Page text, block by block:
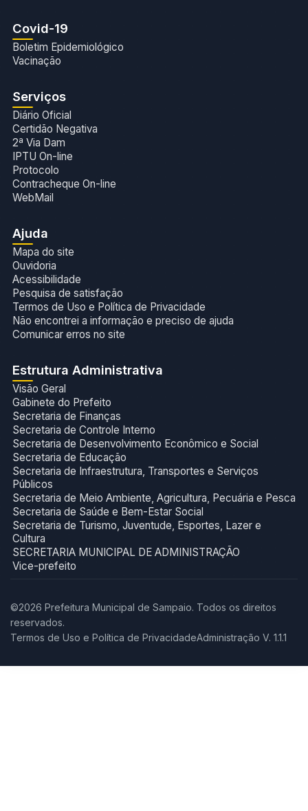
Covid-19
Boletim Epidemiológico
Vacinação
Serviços
Diário Oficial
Certidão Negativa
2ª Via Dam
IPTU On-line
Protocolo
Contracheque On-line
WebMail
Ajuda
Mapa do site
Ouvidoria
Acessibilidade
Pesquisa de satisfação
Termos de Uso e Política de Privacidade
Não encontrei a informação e preciso de ajuda
Comunicar erros no site
Estrutura Administrativa
Visão Geral
Gabinete do Prefeito
Secretaria de Finanças
Secretaria de Controle Interno
Secretaria de Desenvolvimento Econômico e Social
Secretaria de Educação
Secretaria de Infraestrutura, Transportes e Serviços
Públicos
Secretaria de Meio Ambiente, Agricultura, Pecuária e Pesca
Secretaria de Saúde e Bem-Estar Social
Secretaria de Turismo, Juventude, Esportes, Lazer e
Cultura
SECRETARIA MUNICIPAL DE ADMINISTRAÇÃO
Vice-prefeito
©2026 Prefeitura Municipal de Sampaio. Todos os direitos
reservados.
Termos de Uso e Política de PrivacidadeAdministração V. 1.1.1